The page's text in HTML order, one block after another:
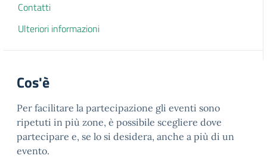
Contatti
Ulteriori informazioni
Cos'è
Per facilitare la partecipazione gli eventi sono
ripetuti in più zone, è possibile scegliere dove
partecipare e, se lo si desidera, anche a più di un
evento.